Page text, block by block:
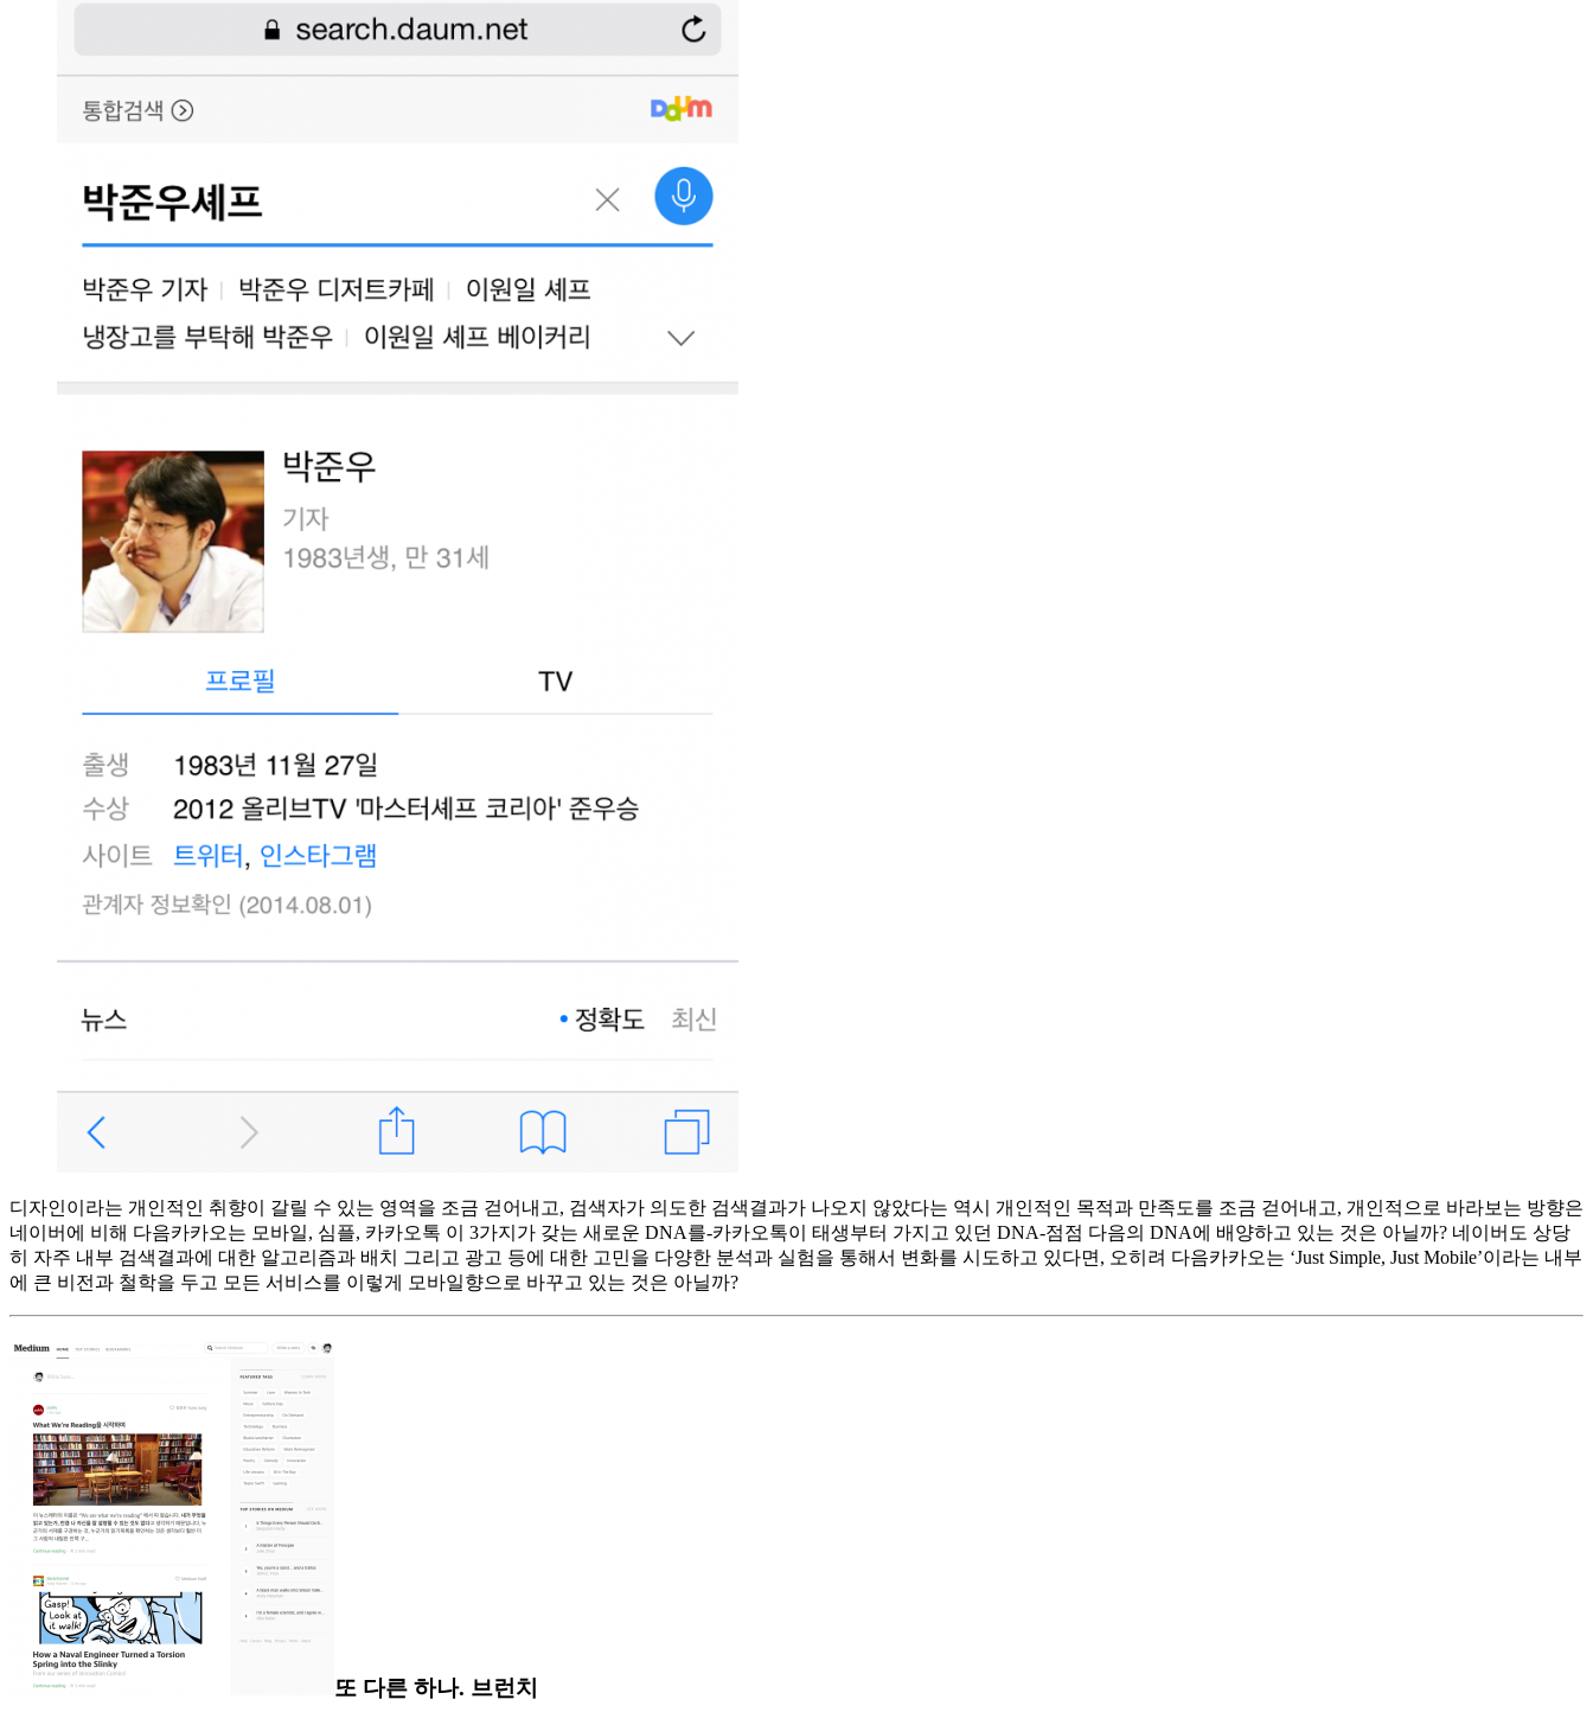
디자인이라는 개인적인 취향이 갈릴 수 있는 영역을 조금 걷어내고, 검색자가 의도한 검색결과가 나오지 않았다는 역시 개인적인 목적과 만족도를 조금 걷어내고, 개인적으로 바라보는 방향은
네이버에 비해 다음카카오는 모바일, 심플, 카카오톡 이 3가지가 갖는 새로운 DNA를-카카오톡이 태생부터 가지고 있던 DNA-점점 다음의 DNA에 배양하고 있는 것은 아닐까? 네이버도 상당
히 자주 내부 검색결과에 대한 알고리즘과 배치 그리고 광고 등에 대한 고민을 다양한 분석과 실험을 통해서 변화를 시도하고 있다면, 오히려 다음카카오는 ‘Just Simple, Just Mobile’이라는 내부
에 큰 비전과 철학을 두고 모든 서비스를 이렇게 모바일향으로 바꾸고 있는 것은 아닐까?
또 다른 하나. 브런치